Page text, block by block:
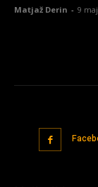
Matjaž Derin - 9